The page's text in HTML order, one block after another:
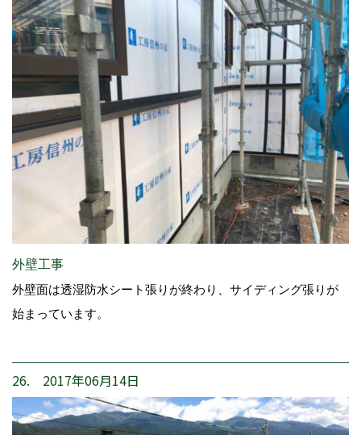
外壁工事
外壁面は透湿防水シート張りが終わり、サイディング張りが
始まっています。
26. 2017年06月14日